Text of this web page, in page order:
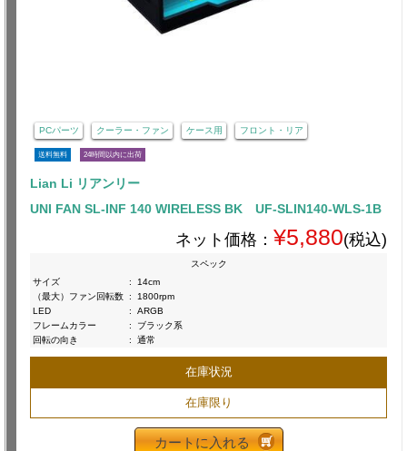
PCパーツ クーラー・ファン ケース用 フロント・リア
送料無料 24時間以内に出荷
Lian Li リアンリー
UNI FAN SL-INF 140 WIRELESS BK UF-SLIN140-WLS-1B
ネット価格： ¥5,880(税込)
スペック
サイズ
:
14cm
（最大）ファン回転数 :
1800rpm
LED
:
ARGB
フレームカラー
:
ブラック系
回転の向き
: 通常
在庫状況
在庫限り
カートに入れる